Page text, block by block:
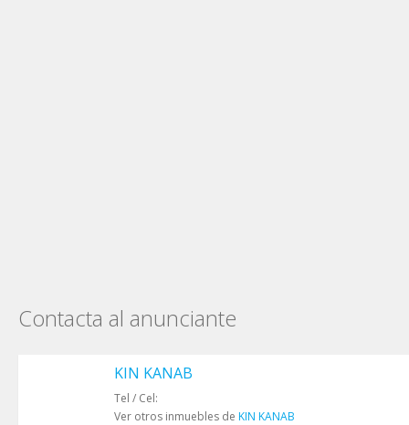
Contacta al anunciante
KIN KANAB
Tel / Cel:
Ver otros inmuebles de KIN KANAB